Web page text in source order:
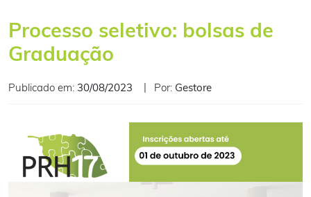
Processo seletivo: bolsas de
Graduação
Publicado em: 30/08/2023 Por: Gestore